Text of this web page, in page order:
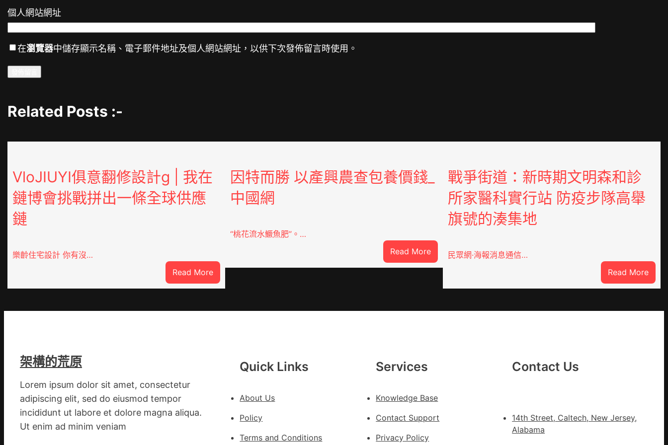
個人網站網址
在瀏覽器中儲存顯示名稱、電子郵件地址及個人網站網址，以供下次發佈留言時使用。
Related Posts :-
VloJIUYI俱意翻修設計g | 我在
鏈博會挑戰拼出一條全球供應
鏈
樂齡住宅設計 你有沒…
Read More:
VloJIUYI
意
因特而勝 以產興農查包養價錢_
中國網
“桃花流水鱖魚肥”。…
Read More:
因
以
價
_
戰爭街道：新時期文明森和診
所家醫科實行站 防疫步隊高舉
旗號的湊集地
民眾網·海報消息通信…
Read More:
戰
街
架構的荒原
Lorem ipsum dolor sit amet, consectetur
adipiscing elit, sed do eiusmod tempor
incididunt ut labore et dolore magna aliqua.
Ut enim ad minim veniam
Quick Links
About Us
Policy
Terms and Conditions
Services
Knowledge Base
Contact Support
Privacy Policy
Contact Us
14th Street, Caltech, New Jersey,
Alabama